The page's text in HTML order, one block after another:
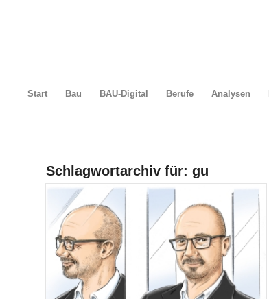
Start Bau BAU-Digital Berufe Analysen
Schlagwortarchiv für: gu